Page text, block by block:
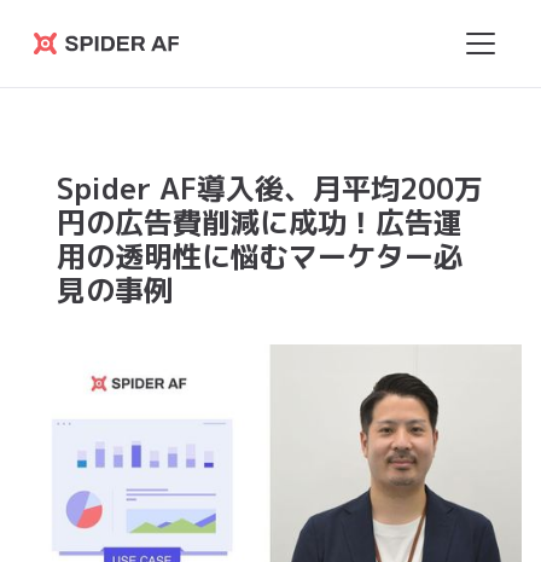
Spider
Spider AF導入後、月平均200万
円の広告費削減に成功！広告運
用の透明性に悩むマーケター必
見の事例